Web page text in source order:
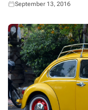
September 13, 2016